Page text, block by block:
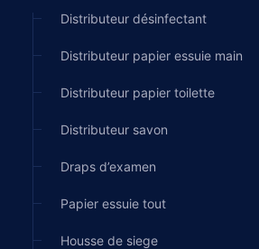
Distributeur désinfectant
Distributeur papier essuie main
Distributeur papier toilette
Distributeur savon
Draps d’examen
Papier essuie tout
Housse de siege